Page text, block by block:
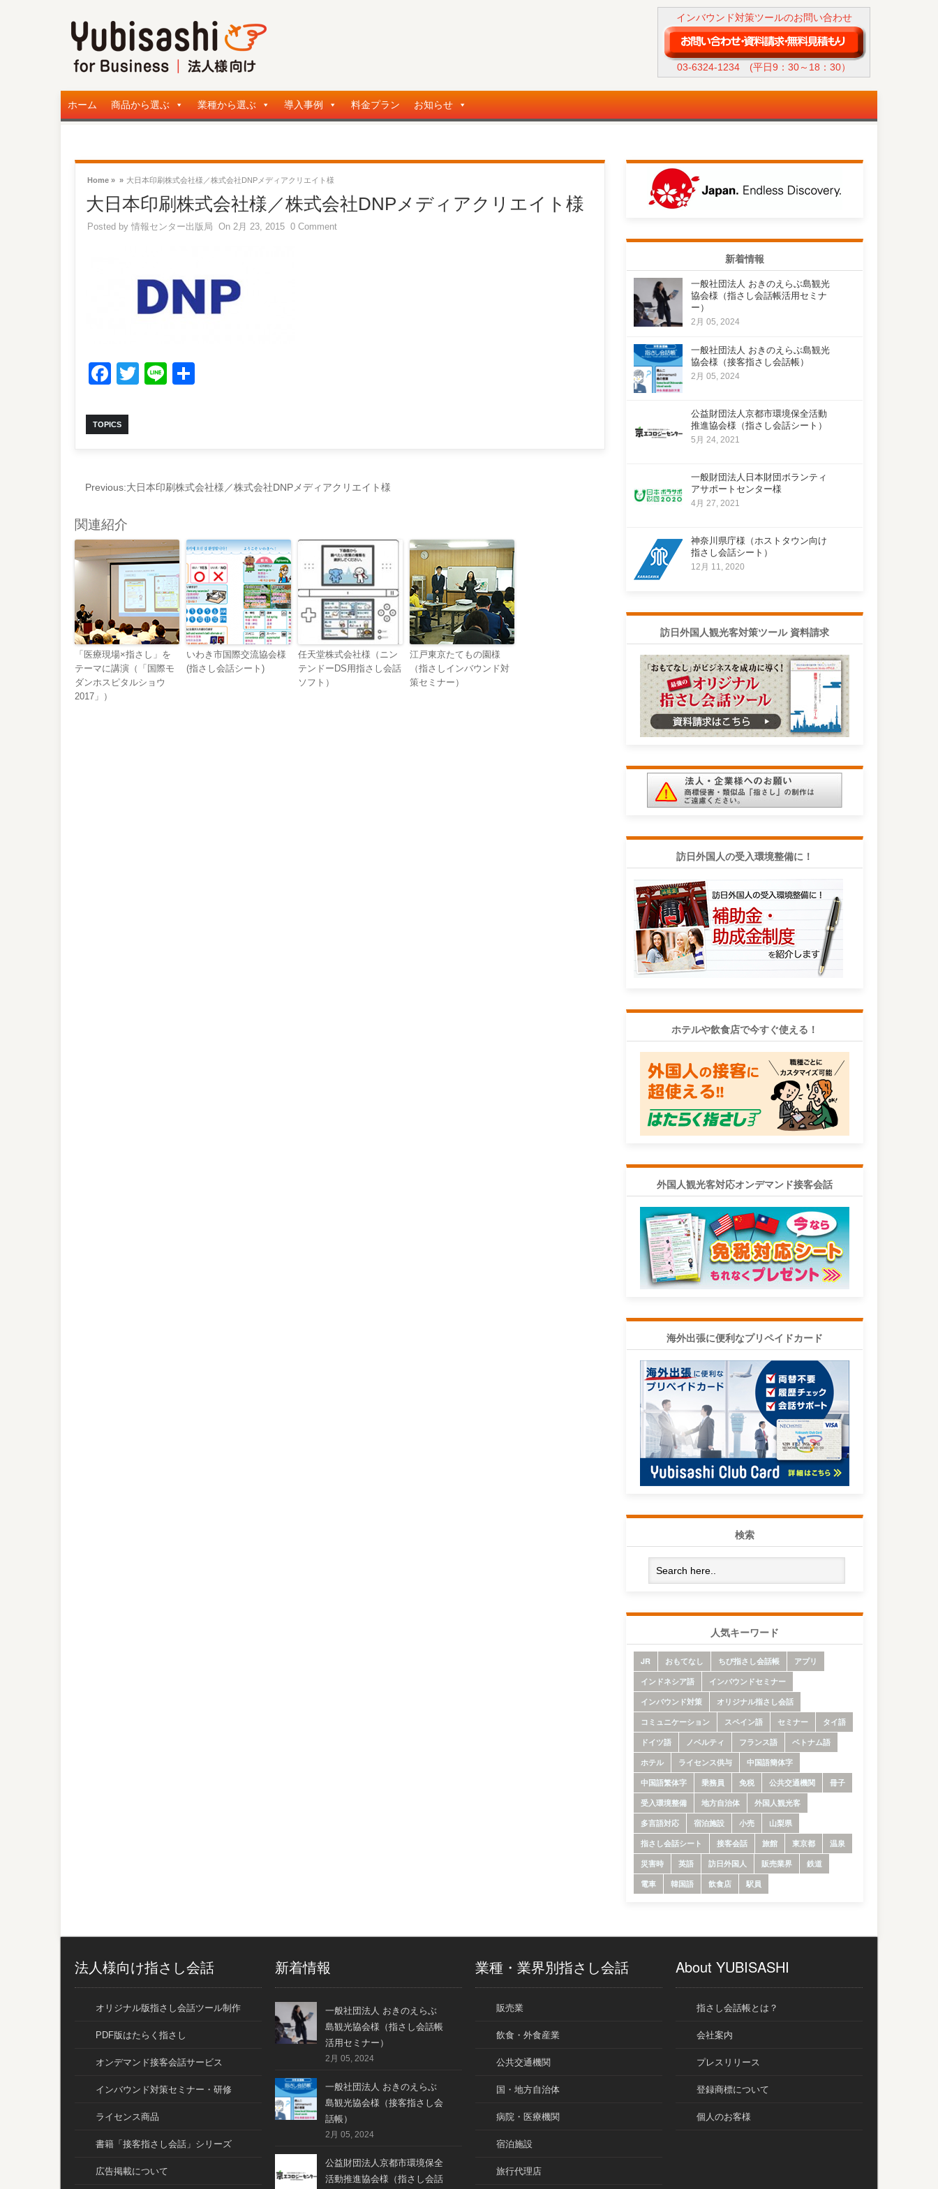
インバウンド対策ツールのお問い合わせ
03-6324-1234 (平日9：30～18：30）
ホーム 商品から選ぶ 業種から選ぶ 導入事例 料金プラン お知らせ
Home » » 大日本印刷株式会社様／株式会社DNPメディアクリエイト様
大日本印刷株式会社様／株式会社DNPメディアクリエイト様
Posted by 情報センター出版局 On 2月 23, 2015 0 Comment
Facebook
Twitter
Line
TOPICS
Previous:大日本印刷株式会社様／株式会社DNPメディアクリエイト様
関連紹介
「医療現場×指さし」を
テーマに講演（「国際モ
ダンホスピタルショウ
2017」）
いわき市国際交流協会様
(指さし会話シート)
任天堂株式会社様（ニン
テンドーDS用指さし会話
ソフト）
江戸東京たてもの園様
（指さしインバウンド対
策セミナー）
新着情報
一般社団法人 おきのえらぶ島観光
協会様（指さし会話帳活用セミナ
ー）
2月 05, 2024
一般社団法人 おきのえらぶ島観光
協会様（接客指さし会話帳）
2月 05, 2024
公益財団法人京都市環境保全活動
推進協会様（指さし会話シート）
5月 24, 2021
一般財団法人日本財団ボランティ
アサポートセンター様
4月 27, 2021
神奈川県庁様（ホストタウン向け
指さし会話シート）
12月 11, 2020
訪日外国人観光客対策ツール 資料請求
訪日外国人の受入環境整備に！
ホテルや飲食店で今すぐ使える！
外国人観光客対応オンデマンド接客会話
海外出張に便利なプリペイドカード
検索
人気キーワード
JR おもてなし ちび指さし会話帳
アプリ
インドネシア語
インバウンドセミナー
インバウンド対策
オリジナル指さし会話
コミュニケーション
スペイン語 セミナー
タイ語
ドイツ語
ノベルティ フランス語
ベトナム語
ホテル
ライセンス供与
中国語簡体字
中国語繁体字
乗務員 免税 公共交通機関
冊子
受入環境整備
地方自治体
外国人観光客
多言語対応
宿泊施設 小売
山梨県
指さし会話シート
接客会話 旅館 東京都
温泉
災害時
英語 訪日外国人 販売業界
鉄道
電車
韓国語 飲食店 駅員
法人様向け指さし会話
オリジナル版指さし会話ツール制作
PDF版はたらく指さし
オンデマンド接客会話サービス
インバウンド対策セミナー・研修
ライセンス商品
書籍「接客指さし会話」シリーズ
広告掲載について
新着情報
一般社団法人 おきのえらぶ
島観光協会様（指さし会話帳
活用セミナー）
2月 05, 2024
一般社団法人 おきのえらぶ
島観光協会様（接客指さし会
話帳）
2月 05, 2024
公益財団法人京都市環境保全
活動推進協会様（指さし会話
業種・業界別指さし会話
販売業
飲食・外食産業
公共交通機関
国・地方自治体
病院・医療機関
宿泊施設
旅行代理店
About YUBISASHI
指さし会話帳とは？
会社案内
プレスリリース
登録商標について
個人のお客様